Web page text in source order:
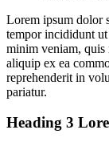
Lorem ipsum dolor
tempor incididunt
minim veniam, quis
aliquip ex ea
reprehenderit in
pariatur.
Heading 3